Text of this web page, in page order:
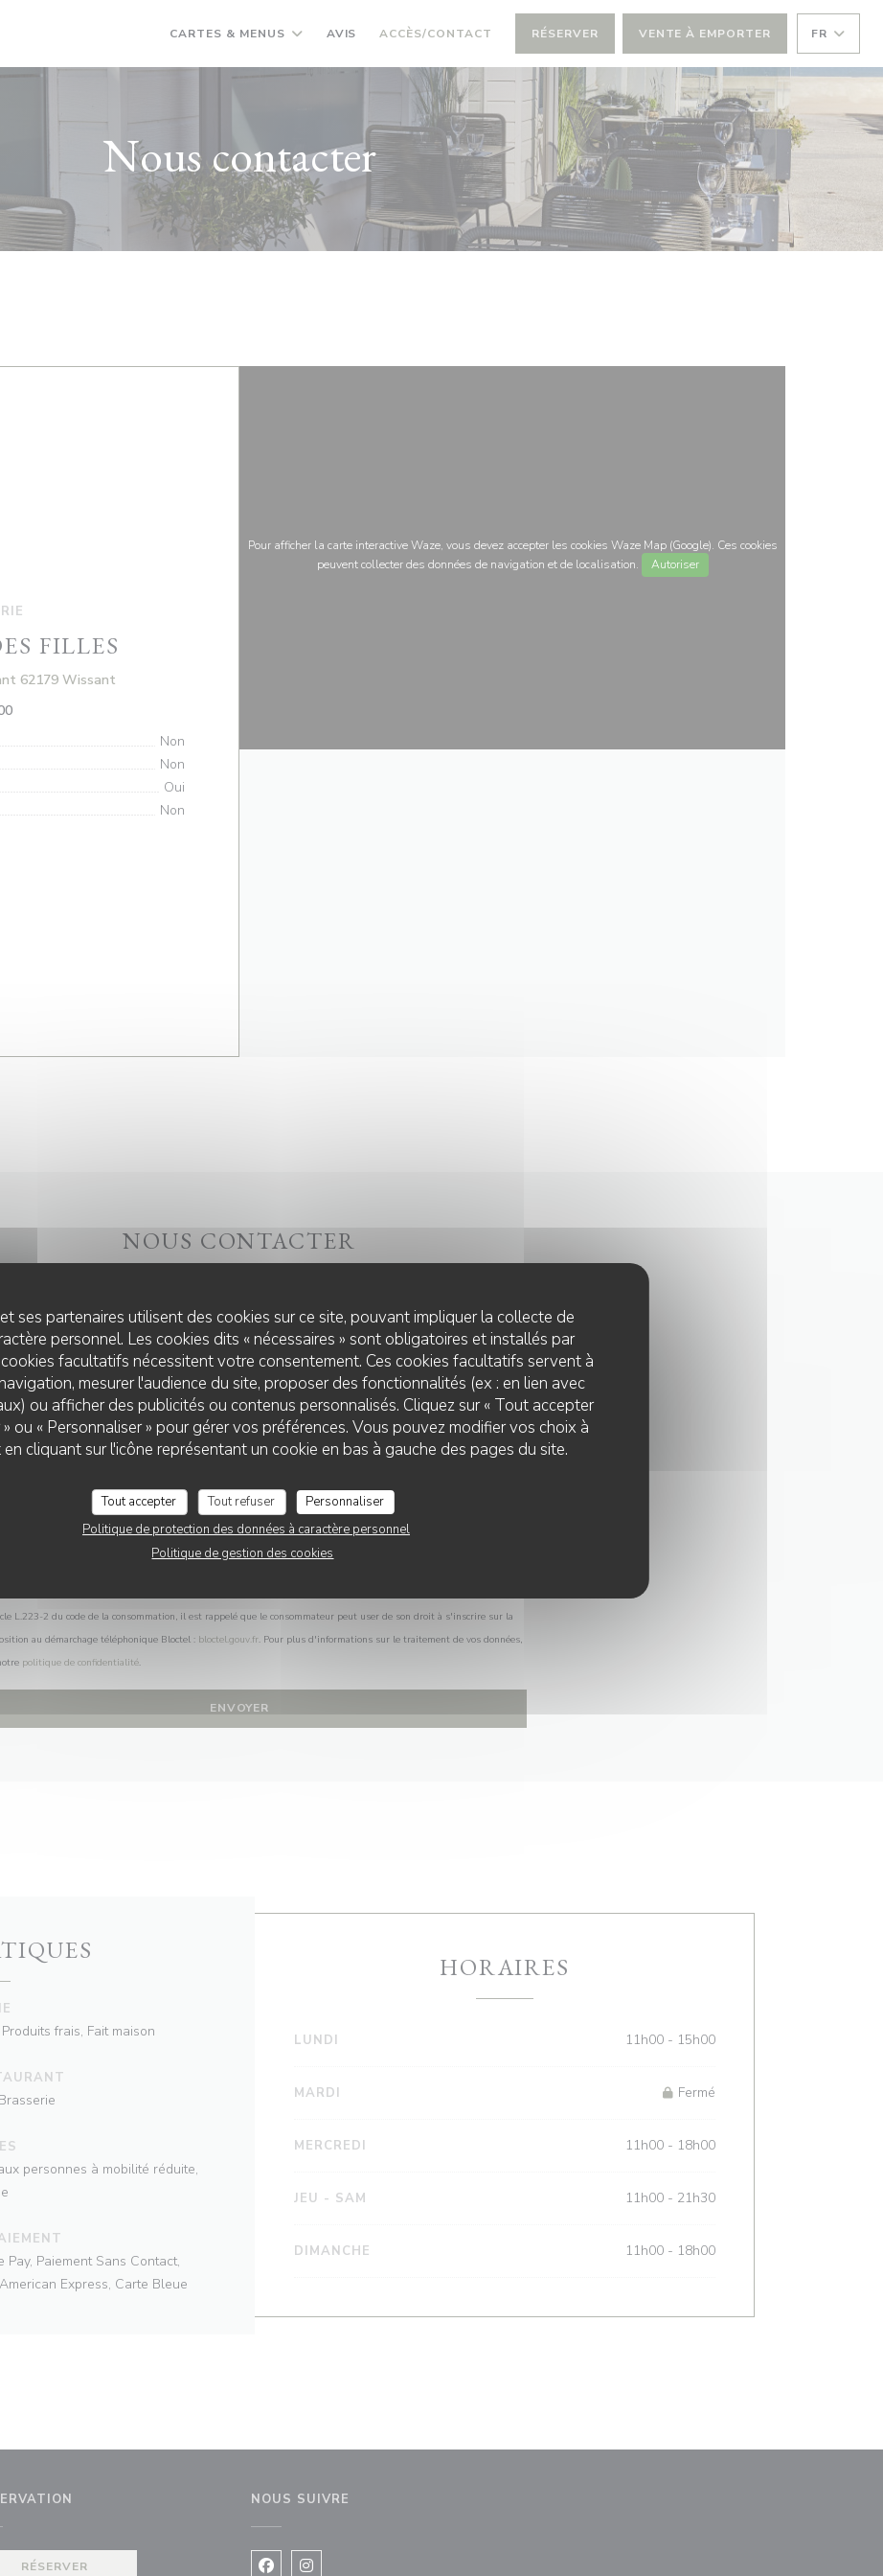
ses partenaires utilisent des cookies sur ce site, pouvant impliquer la collecte de
personnel. Les cookies dits « nécessaires » sont obligatoires et installés par
facultatifs nécessitent votre consentement. Ces cookies facultatifs servent à
mesurer l'audience du site, proposer des fonctionnalités (ex : en lien avec
ou afficher des publicités ou contenus personnalisés. Cliquez sur « Tout accepter
» ou « Personnaliser » pour gérer vos préférences. Vous pouvez modifier vos choix à
cliquant sur l'icône représentant un cookie en bas à gauche des pages du site.
Tout accepter Tout refuser
Personnaliser
Politique de protection des données à caractère personnel
Politique de gestion des cookies
CARTES & MENUS AVIS ACCÈS/CONTACT RÉSERVER VENTE À EMPORTER FR
Nous contacter
FILLES
62179 Wissant
Non
Non
Oui
Non
Pour afficher la carte interactive Waze, vous devez accepter les cookies Waze Map (Google). Ces cookies
peuvent collecter des données de navigation et de localisation.
Autoriser
NOUS CONTACTER
Remplissez le formulaire ci-dessous !
L.223-2 du code de la consommation, il est rappelé que le consommateur peut user de son droit à s'inscrire sur la
au démarchage téléphonique Bloctel : bloctel.gouv.fr. Pour plus d'informations sur le traitement de vos données,
politique de confidentialité.
frais, Fait maison
personnes à mobilité réduite,
Paiement Sans Contact,
Express, Carte Bleue
HORAIRES
LUNDI 11h00 - 15h00
MARDI Fermé
MERCREDI 11h00 - 18h00
JEU - SAM 11h00 - 21h30
DIMANCHE 11h00 - 18h00
RÉSERVER
NOUS SUIVRE